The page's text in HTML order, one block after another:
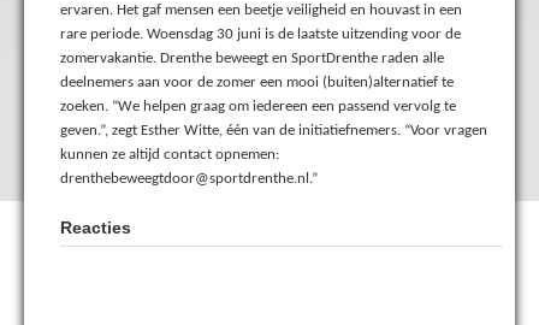
ervaren. Het gaf mensen een beetje veiligheid en houvast in een
rare periode. Woensdag 30 juni is de laatste uitzending voor de
zomervakantie. Drenthe beweegt en SportDrenthe raden alle
deelnemers aan voor de zomer een mooi (buiten)alternatief te
zoeken. “We helpen graag om iedereen een passend vervolg te
geven.”, zegt Esther Witte, één van de initiatiefnemers. “Voor vragen
kunnen ze altijd contact opnemen:
drenthebeweegtdoor@sportdrenthe.nl.”
Reacties